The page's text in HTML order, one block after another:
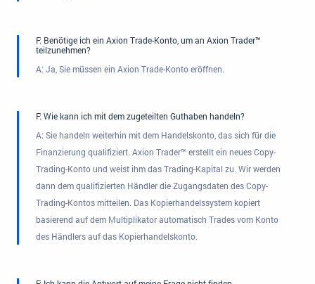
F: Benötige ich ein Axion Trade-Konto, um an Axion Trader™
teilzunehmen?
A: Ja, Sie müssen ein Axion Trade-Konto eröffnen.
F: Wie kann ich mit dem zugeteilten Guthaben handeln?
A: Sie handeln weiterhin mit dem Handelskonto, das sich für die
Finanzierung qualifiziert. Axion Trader™ erstellt ein neues Copy-
Trading-Konto und weist ihm das Trading-Kapital zu. Wir werden
dann dem qualifizierten Händler die Zugangsdaten des Copy-
Trading-Kontos mitteilen. Das Kopierhandelssystem kopiert
basierend auf dem Multiplikator automatisch Trades vom Konto
des Händlers auf das Kopierhandelskonto.